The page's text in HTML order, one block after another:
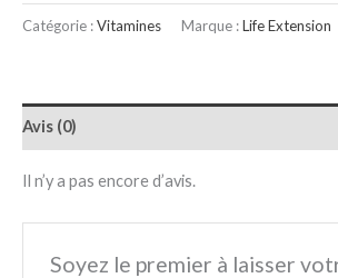
Catégorie :Vitamines Marque :Life Extension
Avis (0)
Il n’y a pas encore d’avis.
Soyez le premier à laisser